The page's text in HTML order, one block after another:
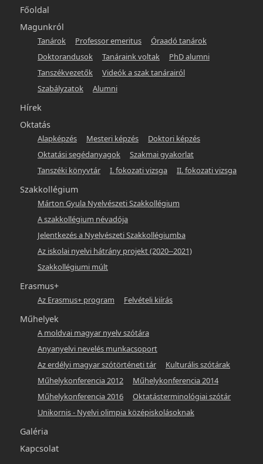
Main
navigation
hunlang
Főoldal
Magunkról
Tanárok Professor emeritus
Óraadó tanárok
Doktorandusok
Tanáraink voltak
PhD alumni
Tanszékvezetők
Videók a szak tanárairól
Szabályzatok
Alumni
Hírek
Oktatás
Alapképzés Mesteri képzés
Doktori képzés
Oktatási segédanyagok
Szakmai gyakorlat
Tanszéki könyvtár
I. fokozati vizsga II. fokozati vizsga
Szakkollégium
Márton Gyula Nyelvészeti Szakkollégium
A szakkollégium névadója
Jelentkezés a Nyelvészeti Szakkollégiumba
Az iskolai nyelvi hátrány projekt (2020--2021)
Szakkollégiumi múlt
Erasmus+
Az Erasmus+ program Felvételi kiírás
Műhelyek
A moldvai magyar nyelv szótára
Anyanyelvi nevelés munkacsoport
Az erdélyi magyar szótörténeti tár
Kulturális szótárak
Műhelykonferencia 2012
Műhelykonferencia 2014
Műhelykonferencia 2016
Oktatásterminológiai szótár
Unikornis - Nyelvi olimpia középiskolásoknak
Galéria
Kapcsolat